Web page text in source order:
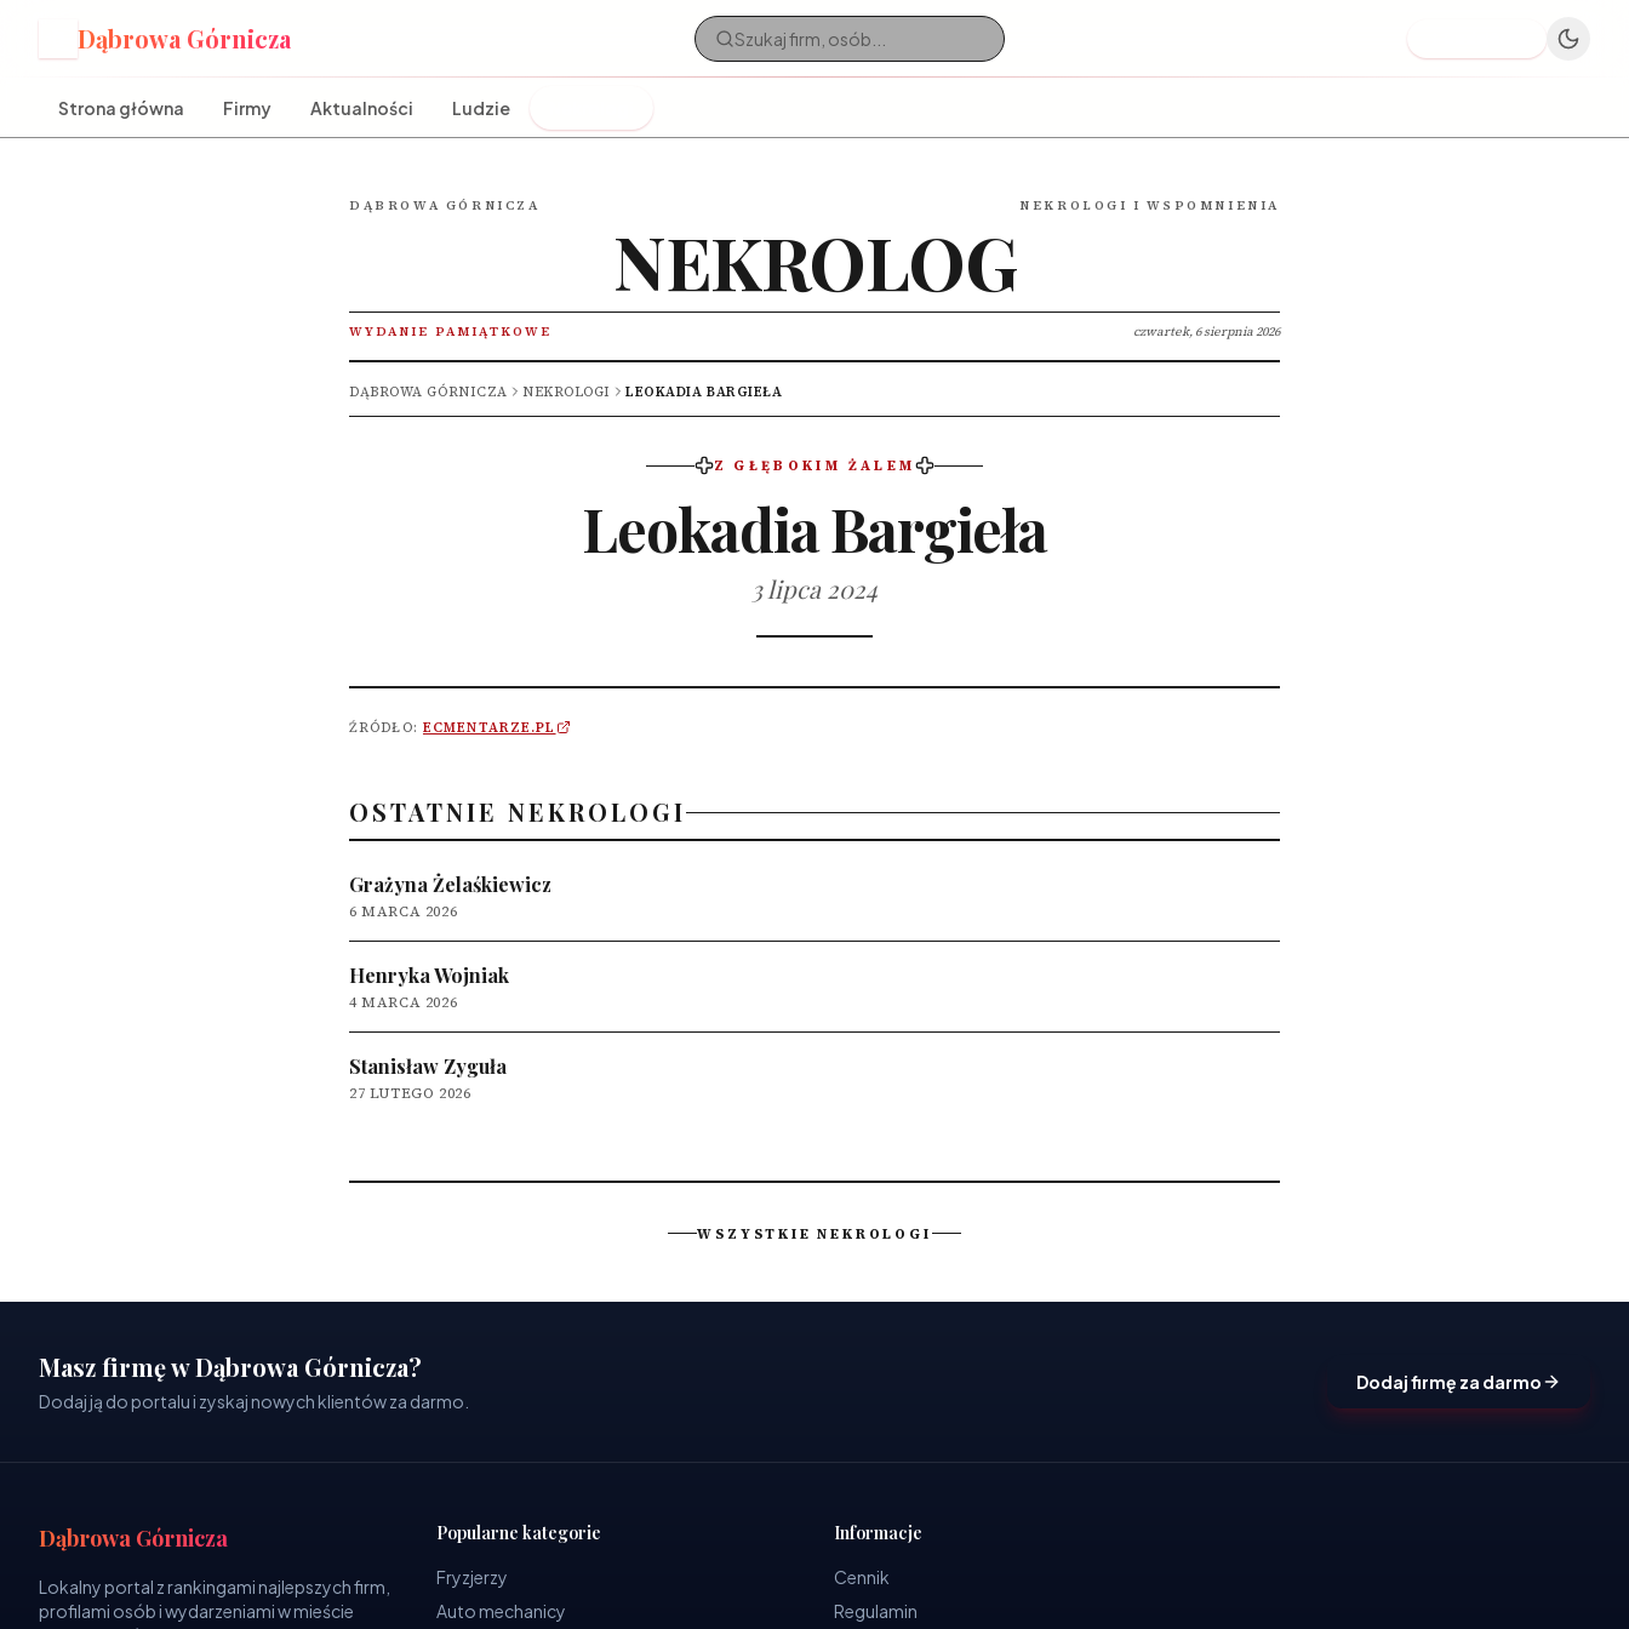
Dąbrowa Górnicza
Strona główna Firmy Aktualności Ludzie
DĄBROWA GÓRNICZA NEKROLOGI I WSPOMNIENIA
NEKROLOG
WYDANIE PAMIĄTKOWE czwartek, 6 sierpnia 2026
DĄBROWA GÓRNICZA NEKROLOGI LEOKADIA BARGIEŁA
Z GŁĘBOKIM ŻALEM
Leokadia Bargieła
3 lipca 2024
ŹRÓDŁO: ECMENTARZE.PL
OSTATNIE NEKROLOGI
Grażyna Żelaśkiewicz
6 MARCA 2026
Henryka Wojniak
4 MARCA 2026
Stanisław Zyguła
27 LUTEGO 2026
WSZYSTKIE NEKROLOGI
Masz firmę w Dąbrowa Górnicza?
Dodaj ją do portalu i zyskaj nowych klientów za darmo.
Dodaj firmę za darmo
Dąbrowa Górnicza
Lokalny portal z rankingami najlepszych firm,
profilami osób i wydarzeniami w mieście
Popularne kategorie
Fryzjerzy
Auto mechanicy
Informacje
Cennik
Regulamin